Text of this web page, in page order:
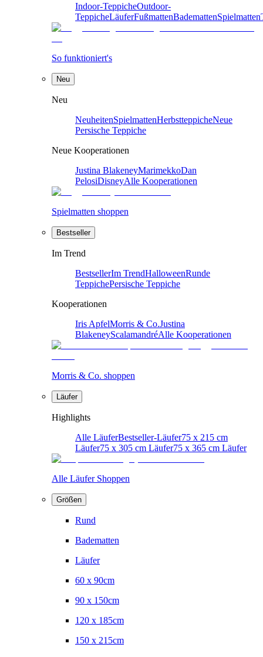
Indoor-TeppicheOutdoor-
TeppicheLäuferFußmattenBademattenSpielmatten
So funktioniert's
Neu
Neu
NeuheitenSpielmattenHerbstteppicheNeue
Persische Teppiche
Neue Kooperationen
Justina BlakeneyMarimekkoDan
PelosiDisneyAlle Kooperationen
Spielmatten shoppen
Bestseller
Im Trend
BestsellerIm TrendHalloweenRunde
TeppichePersische Teppiche
Kooperationen
Iris ApfelMorris & Co.Justina
BlakeneyScalamandréAlle Kooperationen
Morris & Co. shoppen
Läufer
Highlights
Alle LäuferBestseller-Läufer75 x 215 cm
Läufer75 x 305 cm Läufer75 x 365 cm Läufer
Alle Läufer Shoppen
Größen
Rund
Badematten
Läufer
60 x 90cm
90 x 150cm
120 x 185cm
150 x 215cm